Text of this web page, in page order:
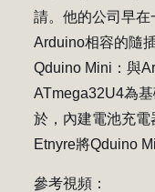
請。他的公司早
Ard​​uino相容的隨
Qduino Mini：與
ATmega32U4為
於，內建電池充
Etnyre將Qduino
參考視頻：